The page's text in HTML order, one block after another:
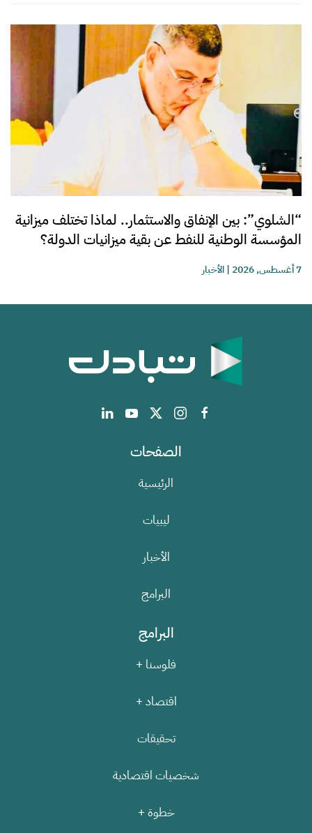
“الشلوي”: بين الإنفاق والاستثمار.. لماذا تختلف ميزانية
المؤسسة الوطنية للنفط عن بقية ميزانيات الدولة؟
7 أغسطس, 2026 |الأخبار
الصفحات
الرئيسية
ليبيات
الأخبار
البرامج
البرامج
فلوسنا +
اقتصاد +
تحقيقات
شخصيات اقتصادية
خطوة +